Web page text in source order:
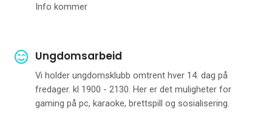
Info kommer
Ungdomsarbeid
Vi holder ungdomsklubb omtrent hver 14. dag på
fredager. kl 1900 - 2130. Her er det muligheter for
gaming på pc, karaoke, brettspill og sosialisering.